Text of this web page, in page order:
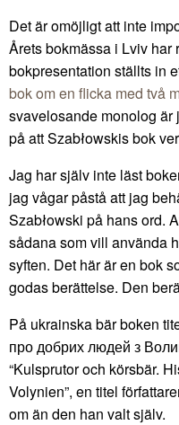
Det är omöjligt att inte
Årets bokmässa i Lviv har
bokpresentation ställts in
bok om en flicka med två
svavelosande monolog är
på att Szabłowskis bok
Jag har själv inte läst
jag vågar påstå att jag
Szabłowski på hans ord.
sådana som vill använda
syften. Det här är en bok
godas berättelse. Den
På ukrainska bär boken
про добрих людей з
“Kulsprutor och körsbär.
Volynien”, en titel
om än den han valt själv.